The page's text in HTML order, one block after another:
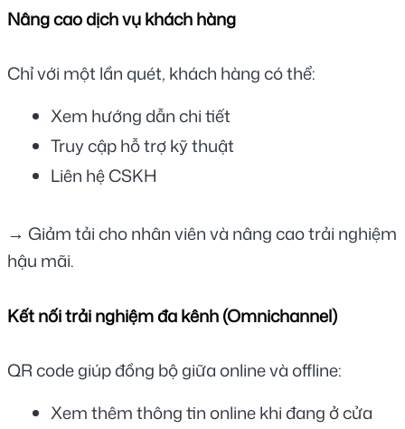
Nâng cao dịch vụ khách hàng
Chỉ với một lần quét, khách hàng có thể:
Xem hướng dẫn chi tiết
Truy cập hỗ trợ kỹ thuật
Liên hệ CSKH
→ Giảm tải cho nhân viên và nâng cao trải nghiệm
hậu mãi.
Kết nối trải nghiệm đa kênh (Omnichannel)
QR code giúp đồng bộ giữa online và offline:
Xem thêm thông tin online khi đang ở cửa